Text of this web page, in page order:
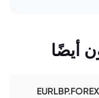
أيضًا
EURLBP.FOREX